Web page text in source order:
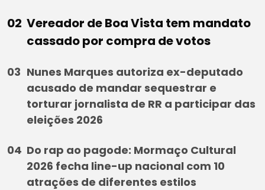
Vereador de Boa Vista tem mandato
cassado por compra de votos
Nunes Marques autoriza ex-deputado
acusado de mandar sequestrar e
torturar jornalista de RR a participar das
eleições 2026
Do rap ao pagode: Mormaço Cultural
2026 fecha line-up nacional com 10
atrações de diferentes estilos